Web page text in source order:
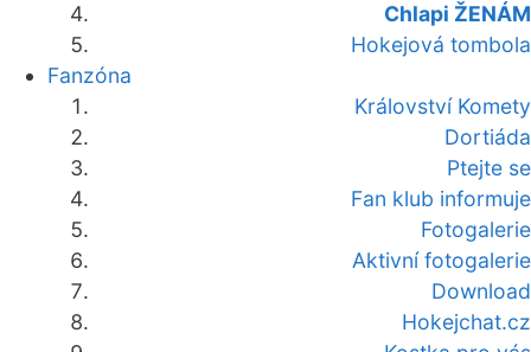
Chlapi ŽENÁM
Hokejová tombola
Fanzóna
Království Komety
Dortiáda
Ptejte se
Fan klub informuje
Fotogalerie
Aktivní fotogalerie
Download
Hokejchat.cz